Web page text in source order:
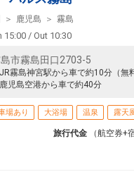
鹿児島 霧島
15:00 / Out 10:30
市霧島田口2703-5
JR霧島神宮駅から車で約10分（無
鹿児島空港から車で約40分
場あり 大浴場 温泉 露天
旅行代金 （航空券+